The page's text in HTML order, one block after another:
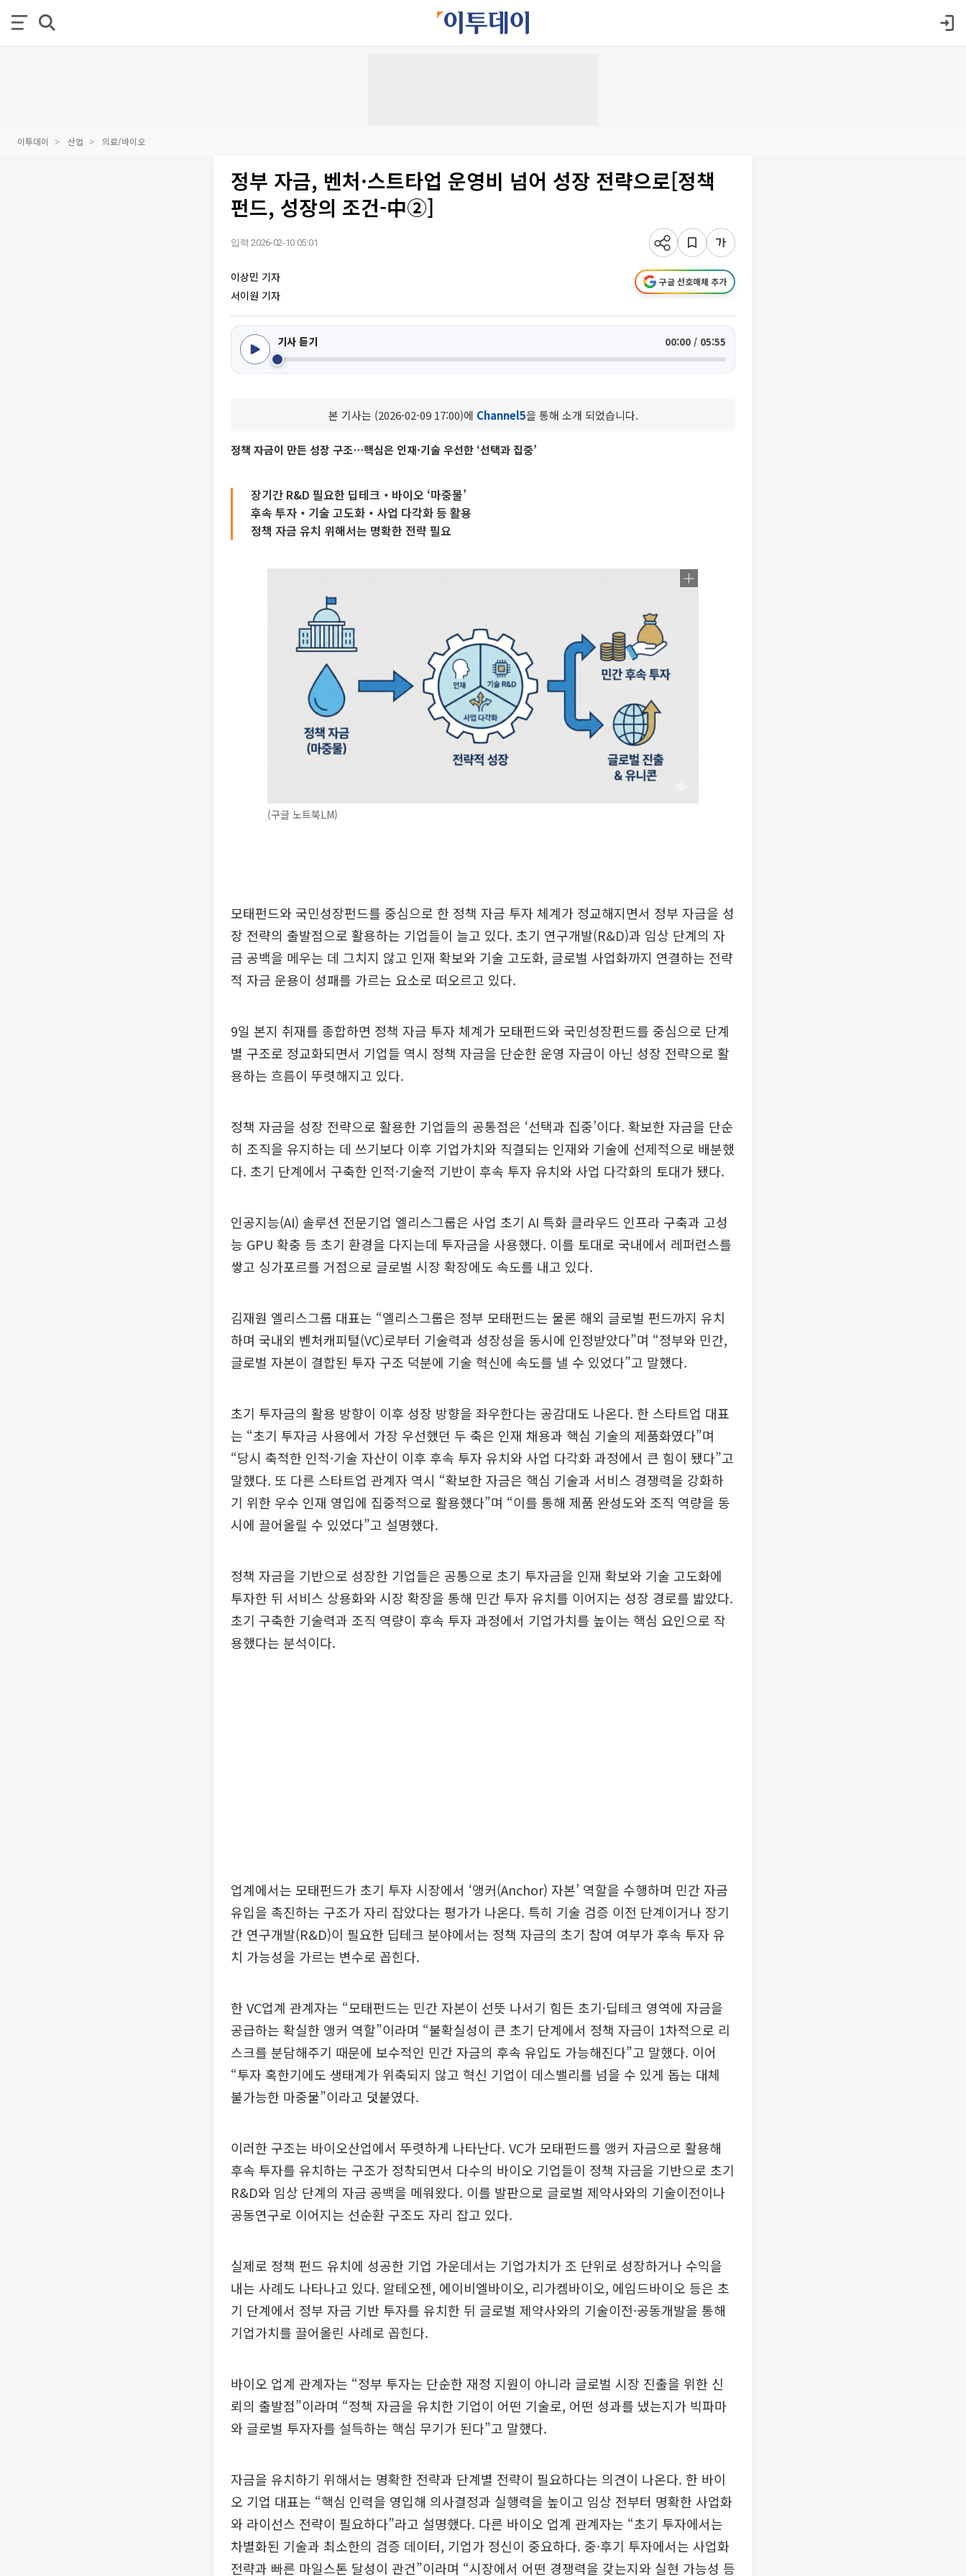
이투데이 산업 의료/바이오
정부 자금, 벤처·스트타업 운영비 넘어 성장 전략으로[정책
펀드, 성장의 조건-中②]
입력 2026-02-10 05:01
이상민 기자
서이원 기자
구글 선호매체 추가
기사 듣기 00:00 / 05:55
본 기사는 (2026-02-09 17:00)에 Channel5을 통해 소개 되었습니다.
정책 자금이 만든 성장 구조⋯핵심은 인재·기술 우선한 ‘선택과 집중’
장기간 R&D 필요한 딥테크‧바이오 ‘마중물’
후속 투자‧기술 고도화‧사업 다각화 등 활용
정책 자금 유치 위해서는 명확한 전략 필요
(구글 노트북LM)
모태펀드와 국민성장펀드를 중심으로 한 정책 자금 투자 체계가 정교해지면서 정부 자금을 성
장 전략의 출발점으로 활용하는 기업들이 늘고 있다. 초기 연구개발(R&D)과 임상 단계의 자
금 공백을 메우는 데 그치지 않고 인재 확보와 기술 고도화, 글로벌 사업화까지 연결하는 전략
적 자금 운용이 성패를 가르는 요소로 떠오르고 있다.
9일 본지 취재를 종합하면 정책 자금 투자 체계가 모태펀드와 국민성장펀드를 중심으로 단계
별 구조로 정교화되면서 기업들 역시 정책 자금을 단순한 운영 자금이 아닌 성장 전략으로 활
용하는 흐름이 뚜렷해지고 있다.
정책 자금을 성장 전략으로 활용한 기업들의 공통점은 ‘선택과 집중’이다. 확보한 자금을 단순
히 조직을 유지하는 데 쓰기보다 이후 기업가치와 직결되는 인재와 기술에 선제적으로 배분했
다. 초기 단계에서 구축한 인적·기술적 기반이 후속 투자 유치와 사업 다각화의 토대가 됐다.
인공지능(AI) 솔루션 전문기업 엘리스그룹은 사업 초기 AI 특화 클라우드 인프라 구축과 고성
능 GPU 확충 등 초기 환경을 다지는데 투자금을 사용했다. 이를 토대로 국내에서 레퍼런스를
쌓고 싱가포르를 거점으로 글로벌 시장 확장에도 속도를 내고 있다.
김재원 엘리스그룹 대표는 “엘리스그룹은 정부 모태펀드는 물론 해외 글로벌 펀드까지 유치
하며 국내외 벤처캐피털(VC)로부터 기술력과 성장성을 동시에 인정받았다”며 “정부와 민간,
글로벌 자본이 결합된 투자 구조 덕분에 기술 혁신에 속도를 낼 수 있었다”고 말했다.
초기 투자금의 활용 방향이 이후 성장 방향을 좌우한다는 공감대도 나온다. 한 스타트업 대표
는 “초기 투자금 사용에서 가장 우선했던 두 축은 인재 채용과 핵심 기술의 제품화였다”며
“당시 축적한 인적·기술 자산이 이후 후속 투자 유치와 사업 다각화 과정에서 큰 힘이 됐다”고
말했다. 또 다른 스타트업 관계자 역시 “확보한 자금은 핵심 기술과 서비스 경쟁력을 강화하
기 위한 우수 인재 영입에 집중적으로 활용했다”며 “이를 통해 제품 완성도와 조직 역량을 동
시에 끌어올릴 수 있었다”고 설명했다.
정책 자금을 기반으로 성장한 기업들은 공통으로 초기 투자금을 인재 확보와 기술 고도화에
투자한 뒤 서비스 상용화와 시장 확장을 통해 민간 투자 유치를 이어지는 성장 경로를 밟았다.
초기 구축한 기술력과 조직 역량이 후속 투자 과정에서 기업가치를 높이는 핵심 요인으로 작
용했다는 분석이다.
업계에서는 모태펀드가 초기 투자 시장에서 ‘앵커(Anchor) 자본’ 역할을 수행하며 민간 자금
유입을 촉진하는 구조가 자리 잡았다는 평가가 나온다. 특히 기술 검증 이전 단계이거나 장기
간 연구개발(R&D)이 필요한 딥테크 분야에서는 정책 자금의 초기 참여 여부가 후속 투자 유
치 가능성을 가르는 변수로 꼽힌다.
한 VC업계 관계자는 “모태펀드는 민간 자본이 선뜻 나서기 힘든 초기·딥테크 영역에 자금을
공급하는 확실한 앵커 역할”이라며 “불확실성이 큰 초기 단계에서 정책 자금이 1차적으로 리
스크를 분담해주기 때문에 보수적인 민간 자금의 후속 유입도 가능해진다”고 말했다. 이어
“투자 혹한기에도 생태계가 위축되지 않고 혁신 기업이 데스밸리를 넘을 수 있게 돕는 대체
불가능한 마중물”이라고 덧붙였다.
이러한 구조는 바이오산업에서 뚜렷하게 나타난다. VC가 모태펀드를 앵커 자금으로 활용해
후속 투자를 유치하는 구조가 정착되면서 다수의 바이오 기업들이 정책 자금을 기반으로 초기
R&D와 임상 단계의 자금 공백을 메워왔다. 이를 발판으로 글로벌 제약사와의 기술이전이나
공동연구로 이어지는 선순환 구조도 자리 잡고 있다.
실제로 정책 펀드 유치에 성공한 기업 가운데서는 기업가치가 조 단위로 성장하거나 수익을
내는 사례도 나타나고 있다. 알테오젠, 에이비엘바이오, 리가켐바이오, 에임드바이오 등은 초
기 단계에서 정부 자금 기반 투자를 유치한 뒤 글로벌 제약사와의 기술이전·공동개발을 통해
기업가치를 끌어올린 사례로 꼽힌다.
바이오 업계 관계자는 “정부 투자는 단순한 재정 지원이 아니라 글로벌 시장 진출을 위한 신
뢰의 출발점”이라며 “정책 자금을 유치한 기업이 어떤 기술로, 어떤 성과를 냈는지가 빅파마
와 글로벌 투자자를 설득하는 핵심 무기가 된다”고 말했다.
자금을 유치하기 위해서는 명확한 전략과 단계별 전략이 필요하다는 의견이 나온다. 한 바이
오 기업 대표는 “핵심 인력을 영입해 의사결정과 실행력을 높이고 임상 전부터 명확한 사업화
와 라이선스 전략이 필요하다”라고 설명했다. 다른 바이오 업계 관계자는 “초기 투자에서는
차별화된 기술과 최소한의 검증 데이터, 기업가 정신이 중요하다. 중·후기 투자에서는 사업화
전략과 빠른 마일스톤 달성이 관건”이라며 “시장에서 어떤 경쟁력을 갖는지와 실현 가능성 등